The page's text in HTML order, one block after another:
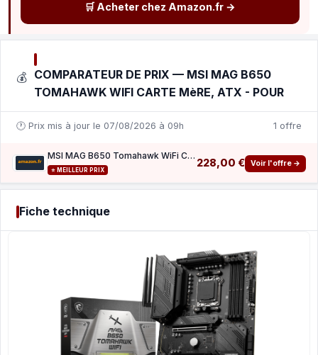
🛒 Acheter chez Amazon.fr →
💰 COMPARATEUR DE PRIX — MSI MAG B650
TOMAHAWK WIFI CARTE MèRE, ATX - POUR
🕐 Prix mis à jour le 07/08/2026 à 09h 1 offre
MSI MAG B650 Tomahawk WiFi Carte mère, ATX - pour Processeurs AMD Ryzen 7000, AM5 - VRM Du
⭐ MEILLEUR PRIX
228,00 € Voir l'offre →
Fiche technique